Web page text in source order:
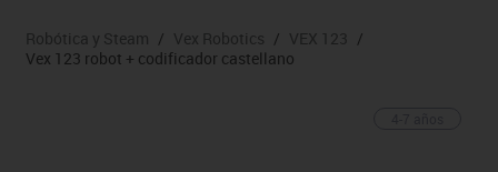
Robótica y Steam / Vex Robotics / VEX 123
/
Vex 123 robot + codificador castellano